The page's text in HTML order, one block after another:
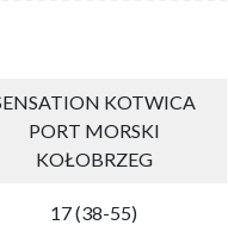
KOTWICA
PORT MORSKI
KOŁOBRZEG
17 (38-55)